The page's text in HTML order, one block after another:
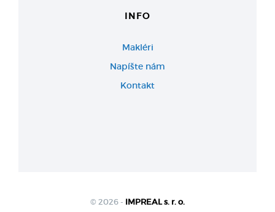
INFO
Makléri
Napíšte nám
Kontakt
© 2026 - IMPREAL s. r. o.